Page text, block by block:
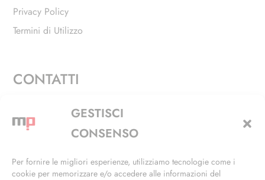
GESTISCI
CONSENSO
Per fornire le migliori esperienze, utilizziamo tecnologie come i
cookie per memorizzare e/o accedere alle informazioni del
Privacy Policy
Termini di Utilizzo
CONTATTI
Via Alfieri, 27 - Trezzano Sul Naviglio (MI)
+39 02 4846 3155
info@masterphil.it